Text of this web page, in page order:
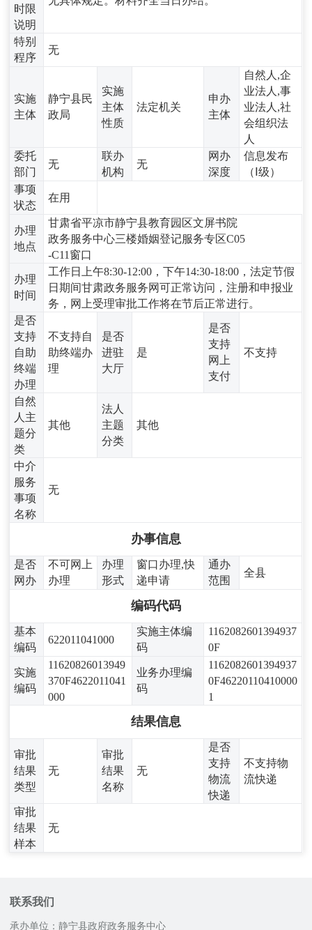
时限
说明
特别
程序
无
实施
主体
静宁县民
政局
实施
主体
性质
法定机关
申办
主体
自然人,企
业法人,事
业法人,社
会组织法
人
委托
部门
无
联办
机构
无
网办
深度
信息发布
（Ⅰ级）
事项
状态
在用
办理
地点
甘肃省平凉市静宁县教育园区文屏书院
政务服务中心三楼婚姻登记服务专区C05
-C11窗口
办理
时间
工作日上午8:30-12:00，下午14:30-18:00，法定节假
日期间甘肃政务服务网可正常访问，注册和申报业
务，网上受理审批工作将在节后正常进行。
是否
支持
自助
终端
办理
不支持自
助终端办
理
是否
进驻
大厅
是
是否
支持
网上
支付
不支持
自然
人主
题分
类
其他
法人
主题
分类
其他
中介
服务
事项
名称
无
办事信息
是否
网办
不可网上
办理
办理
形式
窗口办理,快
递申请
通办
范围
全县
编码代码
基本
编码
622011041000
实施主体编
码
1162082601394937
0F
实施
编码
11620826013949
370F4622011041
000
业务办理编
码
1162082601394937
0F46220110410000
1
结果信息
审批
结果
类型
无
审批
结果
名称
无
是否
支持
物流
快递
不支持物
流快递
审批
结果
样本
无
联系我们
承办单位：静宁县政府政务服务中心